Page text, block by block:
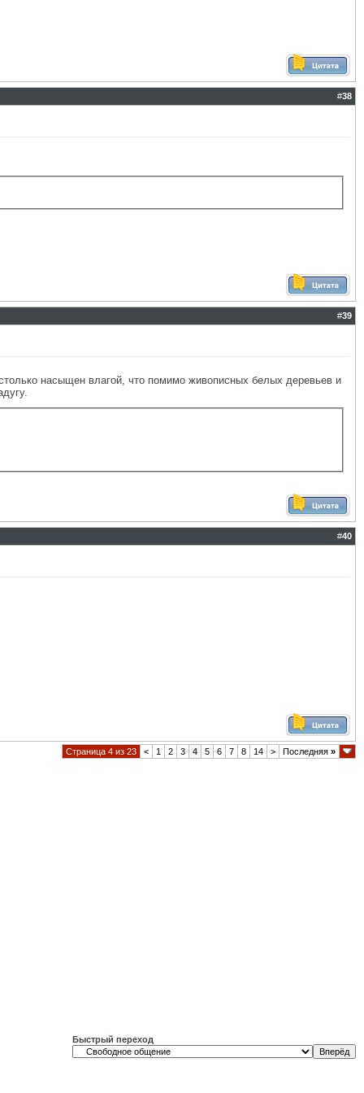
#38
#39
насыщен влагой, что помимо живописных белых деревьев и
#40
Страница 4 из 23 < 1 2 3 4 5 6 7 8 14 > Последняя »
Быстрый переход